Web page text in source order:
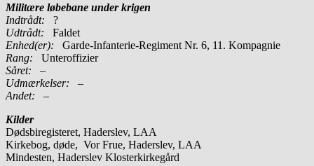
Militære løbebane under krigen
Indtrådt: ?
Udtrådt: Faldet
Enhed(er):
Garde-Infanterie-Regiment Nr. 6, 11. Kompagnie
Rang:
Unteroffizier
Såret: –
Udmærkelser: –
Andet: –
Kilder
Dødsbiregisteret, Haderslev, LAA
Kirkebog, døde, Vor Frue, Haderslev, LAA
Mindesten, Haderslev Klosterkirkegård